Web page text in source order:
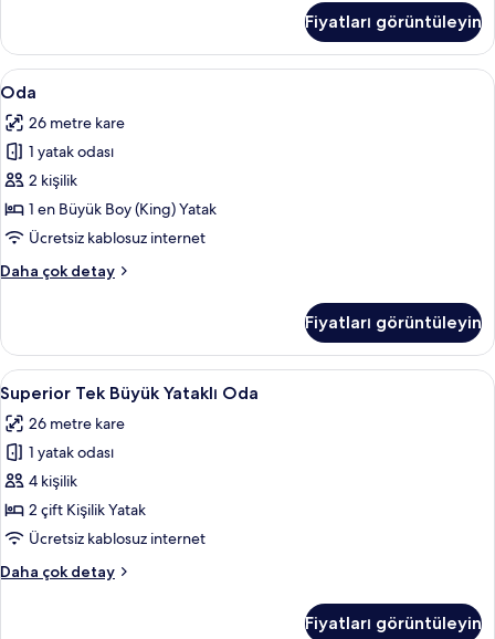
Oda
hakkında
daha
detay
Fiyatları görüntüleyin
Oda
için
tüm
fotoğrafları
görün
Anti alerjik yatak takımı, odada kasa,
4
Oda
26 metre kare
1 yatak odası
2 kişilik
1 en Büyük Boy (King) Yatak
Ücretsiz kablosuz internet
Daha çok detay
Oda
detay
Fiyatları görüntüleyin
Superior
Tek
Büyük
Yataklı
Oda
için
tüm
görün
Anti alerjik yatak takımı, odada kasa,
11
Superior Tek Büyük Yataklı Oda
26 metre kare
1 yatak odası
4 kişilik
2 çift Kişilik Yatak
Ücretsiz kablosuz internet
Daha çok detay
Superior
Fiyatları görüntüleyin